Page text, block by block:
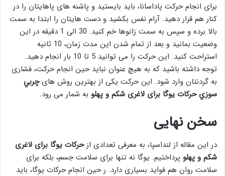
برای انجام حرکت پاداسانا، باید بایستید و پاشنه های پاهایتان را در
کنار هم قرار دهید. آرام نفس بکشید و دست هایتان را ابتدا به سمت
بالا برده و سپس به سمت زانوها خم کنید. 30 الی 1 دقیقه در این
وضعیت بمانید و بعد از تمام شدن این مدت زمان، 10 ثانیه
استراحت کنید. این حرکت را می توانید 5 تا 10 بار انجام دهید.
توجه داشته باشید که به هیچ عنوان نباید حین انجام حرکت، فشاری
به گردنتان وارد شود. این حرکت یکی از بهترین روش هایچربي
سوزي حرکات یوگا برای لاغری شکم و پهلو به شمار می رود.
سخن نهایی
در این مقاله از لنداسپا، به معرفی تعدادی ازحرکات یوگا برای لاغری
شکم و پهلو پرداختیم. یوگا نه تنها برای سلامت جسم، بلکه برای
سلامت روان هم فواید بسیاری دارد. ر حین انجام حرکات یوگا، باید